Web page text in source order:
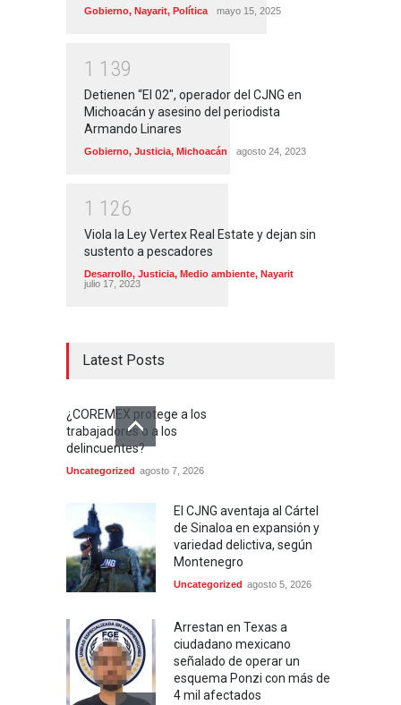
Gobierno, Nayarit, Política mayo 15, 2025
1 1 39
Detienen “El 02″, operador del CJNG en
Michoacán y asesino del periodista
Armando Linares
Gobierno, Justicia, Michoacán agosto 24, 2023
1 1 26
Viola la Ley Vertex Real Estate y dejan sin
sustento a pescadores
Desarrollo, Justicia, Medio ambiente, Nayarit
julio 17, 2023
Latest Posts
¿COREMEX protege a los
trabajadores o a los
delincuentes?
Uncategorized agosto 7, 2026
El CJNG aventaja al Cártel
de Sinaloa en expansión y
variedad delictiva, según
Montenegro
Uncategorized agosto 5, 2026
Arrestan en Texas a
ciudadano mexicano
señalado de operar un
esquema Ponzi con más de
4 mil afectados